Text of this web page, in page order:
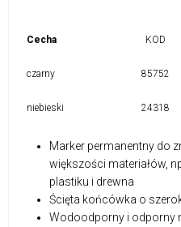
Cecha KOD
czarny 85752
niebieski 24318
Marker permanentny do
większości materiałów,
plastiku i drewna
Ścięta końcówka o
Wodoodporny i odporny